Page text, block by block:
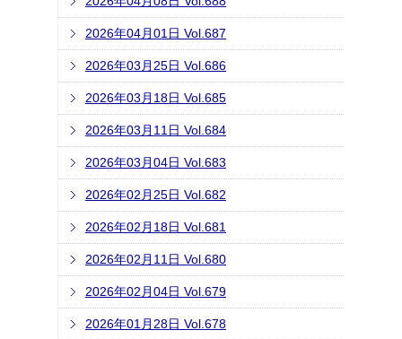
2026年04月01日 Vol.687
2026年03月25日 Vol.686
2026年03月18日 Vol.685
2026年03月11日 Vol.684
2026年03月04日 Vol.683
2026年02月25日 Vol.682
2026年02月18日 Vol.681
2026年02月11日 Vol.680
2026年02月04日 Vol.679
2026年01月28日 Vol.678